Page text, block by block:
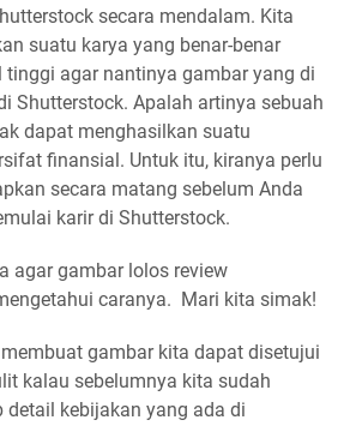
secara mendalam. Kita
suatu karya yang benar-benar
agar nantinya gambar yang di
Shutterstock. Apalah artinya sebuah
dapat menghasilkan suatu
finansial. Untuk itu, kiranya perlu
secara matang sebelum Anda
karir di Shutterstock.
agar gambar lolos review
caranya. Mari kita simak!
gambar kita dapat disetujui
kalau sebelumnya kita sudah
detail kebijakan yang ada di